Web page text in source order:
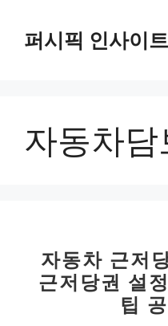
퍼시픽 인사이트
자동차담
자동차 근저
근저당권 설
팁